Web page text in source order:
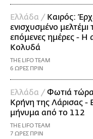
Ελλάδα / Καιρός:
ενισχυσμένο μελτέμι
επόμενες ημέρες - Η
Κολυδά
THE LIFO TEAM
6 ΩΡΕΣ ΠΡΙΝ
Ελλάδα / Φωτιά
Κρήνη της Λάρισας -
μήνυμα από το 112
THE LIFO TEAM
7 ΩΡΕΣ ΠΡΙΝ